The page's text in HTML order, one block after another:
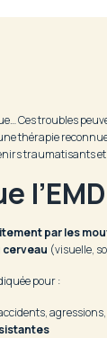
Ces troubles
thérapie
traumatisants et
par les
cerveau (visuelle,
pour :